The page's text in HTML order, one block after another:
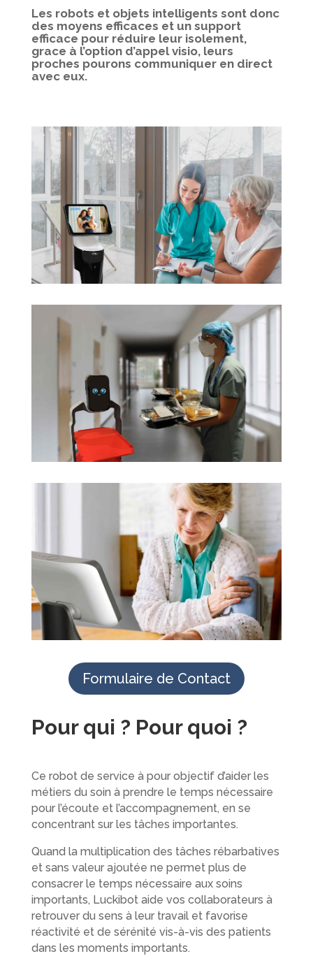
Les robots et objets intelligents sont donc
des moyens efficaces et un support
efficace pour réduire leur isolement,
grace à l’option d’appel visio, leurs
proches pourons communiquer en direct
avec eux.
Formulaire de Contact
Pour qui ? Pour quoi ?
Ce robot de service à pour objectif d’aider les
métiers du soin à prendre le temps nécessaire
pour l’écoute et l’accompagnement, en se
concentrant sur les tâches importantes.
Quand la multiplication des tâches rébarbatives
et sans valeur ajoutée ne permet plus de
consacrer le temps nécessaire aux soins
importants, Luckibot aide vos collaborateurs à
retrouver du sens à leur travail et favorise
réactivité et de sérénité vis-à-vis des patients
dans les moments importants.